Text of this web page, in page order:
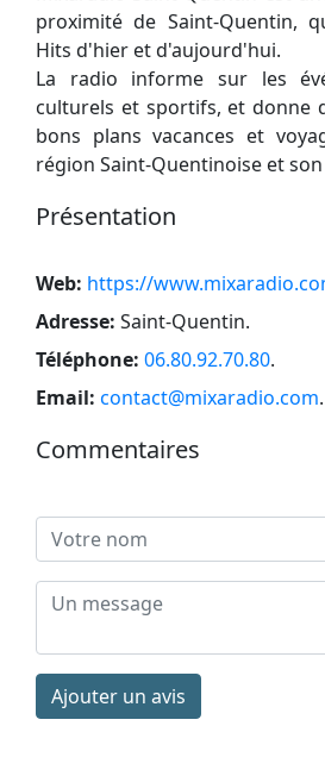
proximité de Saint-Quentin,
Hits d'hier et d'aujourd'hui.
La radio informe sur les
culturels et sportifs, et donne
bons plans vacances et
région Saint-Quentinoise et
Présentation
Web: https://
Adresse: Saint-Quentin.
Téléphone: 06.80.92.70.80.
Email: contact@mixaradio.com.
Commentaires
Ajouter un avis